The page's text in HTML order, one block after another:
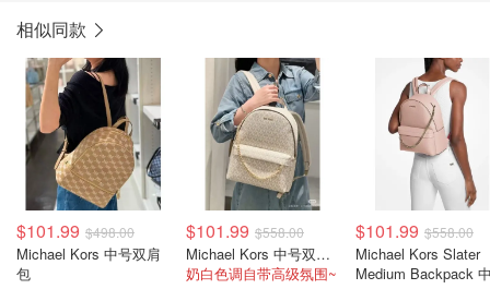
相似同款
$101.99 $498.00
Michael Kors 中号双肩
包
$101.99 $558.00
Michael Kors 中号双肩包
奶白色调自带高级氛围~
$101.99 $558.00
Michael Kors Slater
Medium Backpack